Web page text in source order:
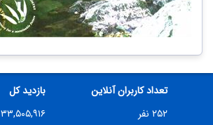
تعداد کاربران آنلاین
۲۵۲ نفر
بازدید کل
۳۳,۵۰۵,۹۱۶ نفر